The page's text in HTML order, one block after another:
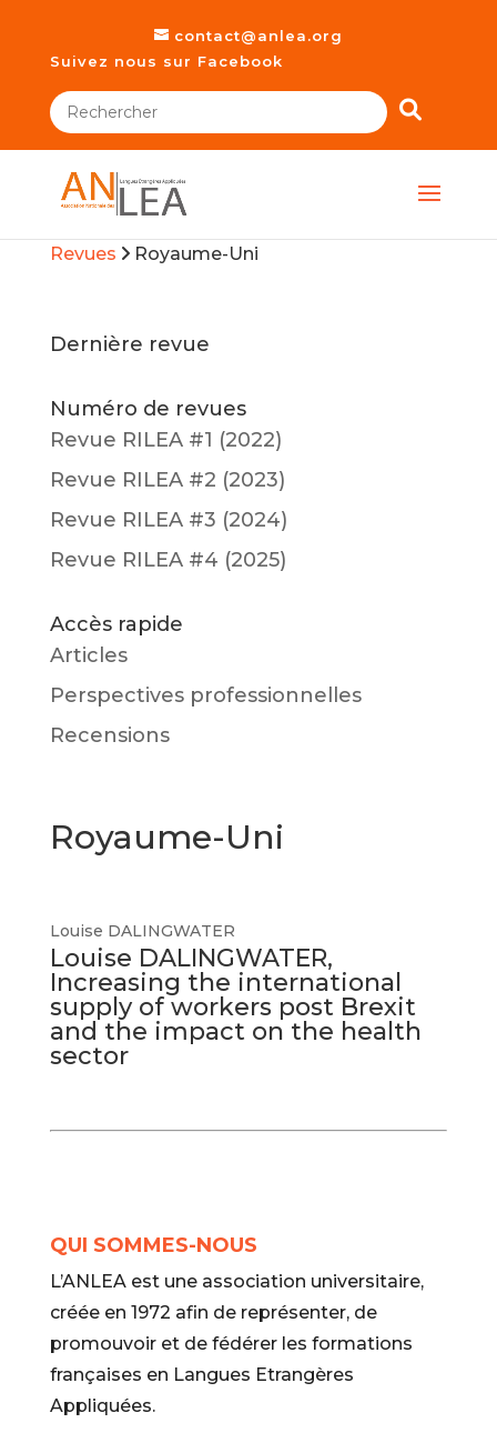
contact@anlea.org
Suivez nous sur Facebook
Revues Royaume-Uni
Dernière revue
Numéro de revues
Revue RILEA #1 (2022)
Revue RILEA #2 (2023)
Revue RILEA #3 (2024)
Revue RILEA #4 (2025)
Accès rapide
Articles
Perspectives professionnelles
Recensions
Royaume-Uni
Louise DALINGWATER
Louise DALINGWATER,
Increasing the international
supply of workers post Brexit
and the impact on the health
sector
QUI SOMMES-NOUS
L’ANLEA est une association universitaire,
créée en 1972 afin de représenter, de
promouvoir et de fédérer les formations
françaises en Langues Etrangères
Appliquées.